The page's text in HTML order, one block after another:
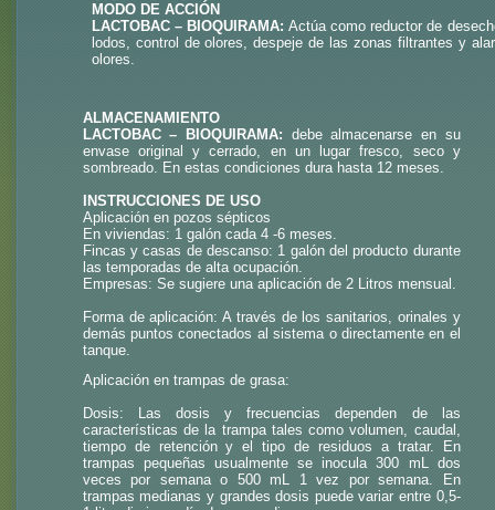
MODO DE ACCIÓN
LACTOBAC – BIOQUIRAMA: Actúa como reductor de
lodos, control de olores, despeje de las zonas filtrantes y
olores.
ALMACENAMIENTO
LACTOBAC – BIOQUIRAMA: debe almacenarse en su
envase original y cerrado, en un lugar fresco, seco y
sombreado. En estas condiciones dura hasta 12 meses.
INSTRUCCIONES DE USO
Aplicación en pozos sépticos
En viviendas: 1 galón cada 4 -6 meses.
Fincas y casas de descanso: 1 galón del producto durante
las temporadas de alta ocupación.
Empresas: Se sugiere una aplicación de 2 Litros mensual.
Forma de aplicación: A través de los sanitarios, orinales y
demás puntos conectados al sistema o directamente en el
tanque.
Aplicación en trampas de grasa:
Dosis: Las dosis y frecuencias dependen de las
características de la trampa tales como volumen, caudal,
tiempo de retención y el tipo de residuos a tratar. En
trampas pequeñas usualmente se inocula 300 mL dos
veces por semana o 500 mL 1 vez por semana. En
trampas medianas y grandes dosis puede variar entre 0,5-